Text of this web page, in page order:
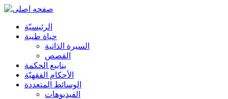
الرئیسیّة
حياة طيبة
السيرة الذاتية
القصص
ينابيع الحكمة
الأحکام الفقهیّة
الوسائط المتعددة
الفیدیوهات